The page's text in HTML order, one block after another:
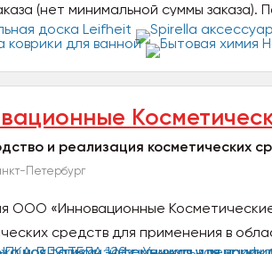
(нет минимальной суммы заказа).
и реализация косметических
Петербург
ООО «Инновационные
средств для применения в